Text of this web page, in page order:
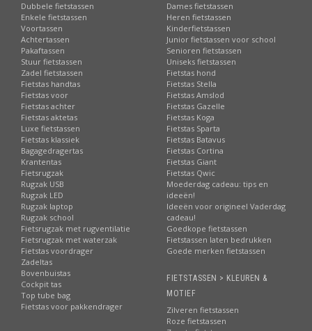
Dubbele fietstassen
Enkele fietstassen
Voortassen
Achtertassen
Pakaftassen
Stuur fietstassen
Zadel fietstassen
Fietstas handtas
Fietstas voor
Fietstas achter
Fietstas aktetas
Luxe fietstassen
Fietstas klassiek
Bagagedragertas
Krantentas
Fietsrugzak
Rugzak USB
Rugzak LED
Rugzak laptop
Rugzak school
Fietsrugzak met rugventilatie
Fietsrugzak met waterzak
Fietstas voordrager
Zadeltas
Bovenbuistas
Cockpit tas
Top tube bag
Fietstas voor pakkendrager
Dames fietstassen
Heren fietstassen
Kinderfietstassen
Junior fietstassen voor school
Senioren fietstassen
Uniseks fietstassen
Fietstas hond
Fietstas Stella
Fietstas Amslod
Fietstas Gazelle
Fietstas Koga
Fietstas Sparta
Fietstas Batavus
Fietstas Cortina
Fietstas Giant
Fietstas Qwic
Moederdag cadeau: tips en
ideeën!
Ideeën voor origineel Vaderdag
cadeau!
Goedkope fietstassen
Fietstassen laten bedrukken
Goede merken fietstassen
FIETSTASSEN > KLEUREN &
MOTIEF
Zilveren fietstassen
Roze fietstassen